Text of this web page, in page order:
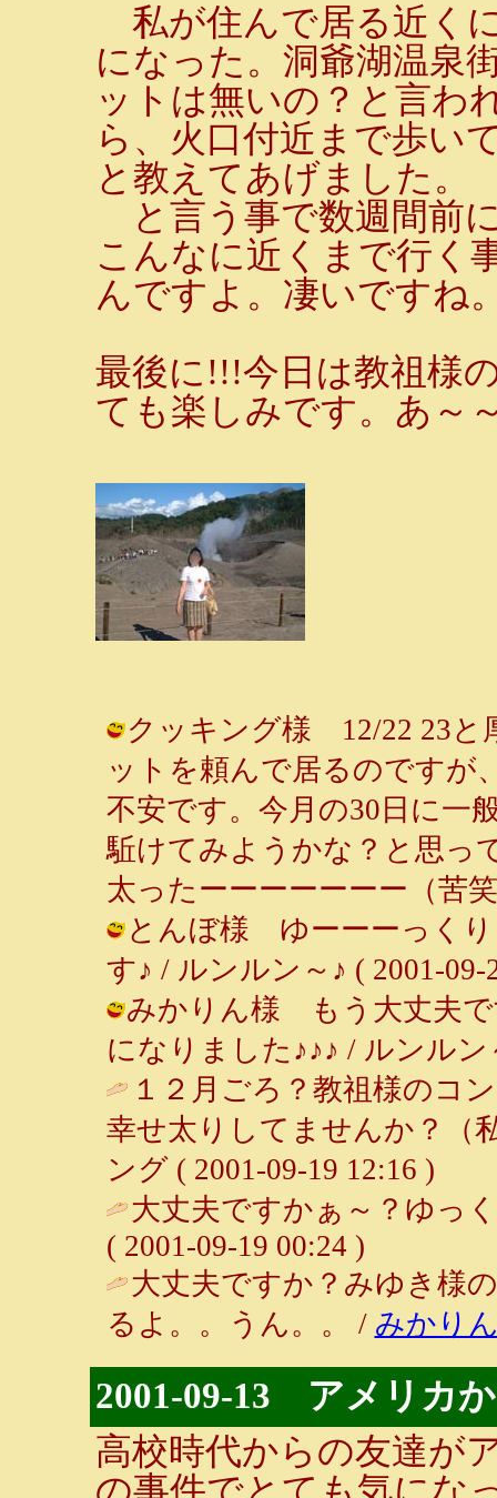
私が住んで居る近く
になった。洞爺湖温泉
ットは無いの？と言わ
ら、火口付近まで歩い
と教えてあげました。
と言う事で数週間前
こんなに近くまで行く
んですよ。凄いですね
最後に!!!今日は教祖様
ても楽しみです。あ～
クッキング様 12/22 23と
ットを頼んで居るのですが
不安です。今月の30日に一
駈けてみようかな？と思っ
太ったーーーーーーー（苦
とんぼ様 ゆーーーっくり
す♪ / ルンルン～♪ ( 2001-09-
みかりん様 もう大丈夫で
になりました♪♪♪ / ルンルン
１２月ごろ？教祖様のコ
幸せ太りしてませんか？（
ング ( 2001-09-19 12:16 )
大丈夫ですかぁ～？ゆっ
( 2001-09-19 00:24 )
大丈夫ですか？みゆき様
るよ。。うん。。 / みかり
2001-09-13 アメリカ
高校時代からの友達が